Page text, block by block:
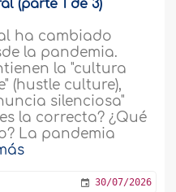
(parte 1 de 3)
ha cambiado
la pandemia.
la "cultura
(hustle culture),
silenciosa"
la correcta? ¿Qué
La pandemia
30/07/2026